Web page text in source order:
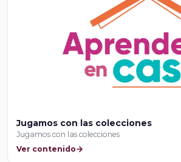
Jugamos con las colecciones
Jugamos con las colecciones
Ver contenido